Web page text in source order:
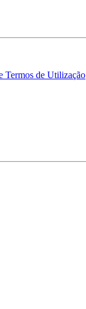
Termos de Utilização